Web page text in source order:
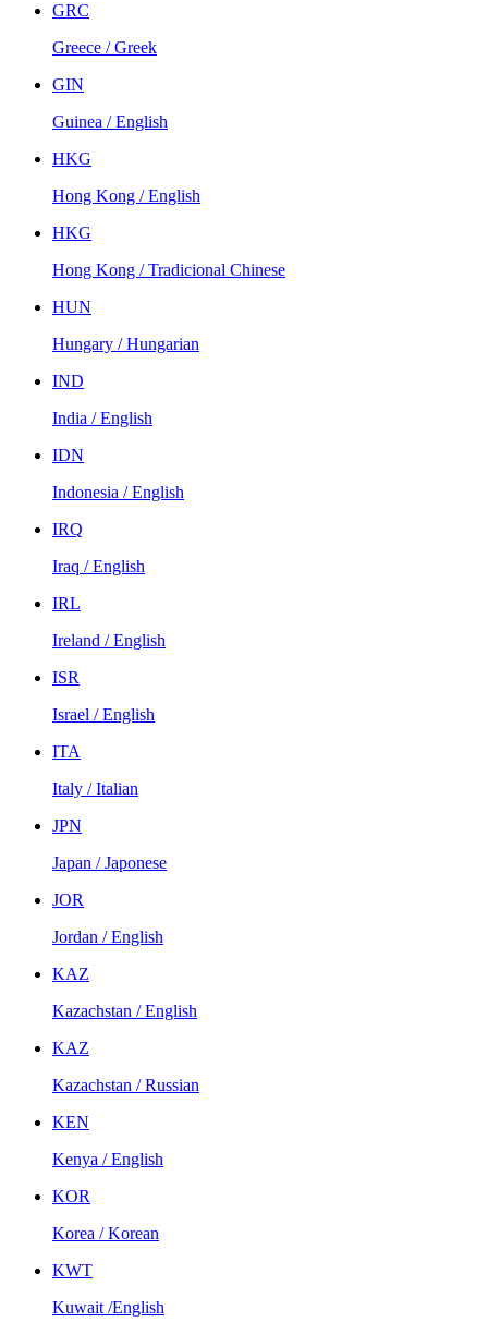
GRC
Greece / Greek
GIN
Guinea / English
HKG
Hong Kong / English
HKG
Hong Kong / Tradicional Chinese
HUN
Hungary / Hungarian
IND
India / English
IDN
Indonesia / English
IRQ
Iraq / English
IRL
Ireland / English
ISR
Israel / English
ITA
Italy / Italian
JPN
Japan / Japonese
JOR
Jordan / English
KAZ
Kazachstan / English
KAZ
Kazachstan / Russian
KEN
Kenya / English
KOR
Korea / Korean
KWT
Kuwait /English